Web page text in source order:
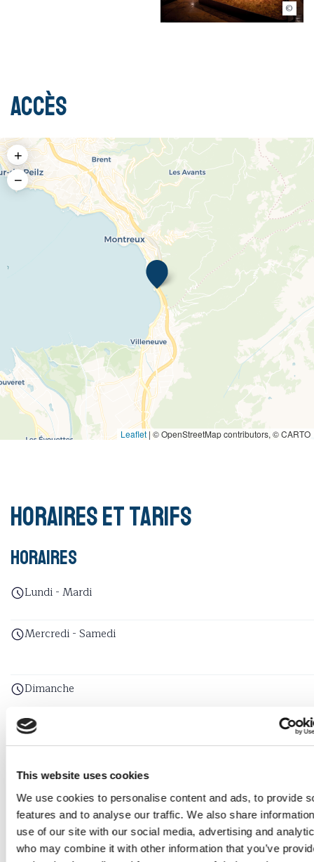
This website uses cookies
We use cookies to personalise content and ads, to provide
features and to analyse our traffic. We also share
use of our site with our social media, advertising and
who may combine it with other information that you’ve
Ludo Photographie
Accès
+
−
Leaflet | © OpenStreetMap contributors, © CARTO
Horaires et tarifs
Horaires
Lundi - Mardi
Mercredi - Samedi
Dimanche
Tarifs
Entrée
Adulte
25.00 CHF